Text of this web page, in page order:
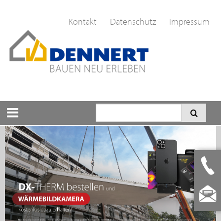
Kontakt Datenschutz Impressum